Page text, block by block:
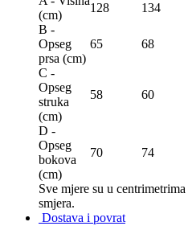
(сm)
128 134
B -
Opseg
prsa (сm)
65 68
C -
Opseg
struka
(сm)
58 60
D -
Opseg
bokova
(сm)
70 74
Sve mjere su u centrimetrima
smjera.
Dostava i povrat